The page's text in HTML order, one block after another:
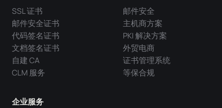
SSL 证书
邮件安全证书
代码签名证书
文档签名证书
自建 CA
CLM 服务
企业服务
邮件安全
主机商方案
PKI 解决方案
外贸电商
证书管理系统
等保合规